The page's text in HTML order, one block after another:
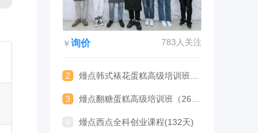
￥询价 783人关注
2 熳点韩式裱花蛋糕高级培训班（15天）
3 熳点翻糖蛋糕高级培训班（26天）
熳点西点全科创业课程(132天)